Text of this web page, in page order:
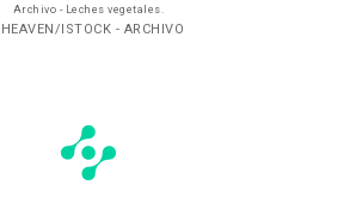
Archivo - Leches vegetales.
ISTOCK - ARCHIVO